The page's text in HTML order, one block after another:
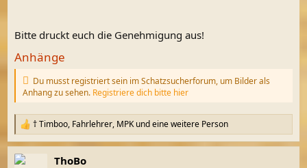
Bitte druckt euch die Genehmigung aus!
Anhänge
Du musst registriert sein im Schatzsucherforum, um Bilder als
Anhang zu sehen. Registriere dich bitte hier
R
e
a
k
† Timboo, Fahrlehrer, MPKund eine weitere Person
ThoBo